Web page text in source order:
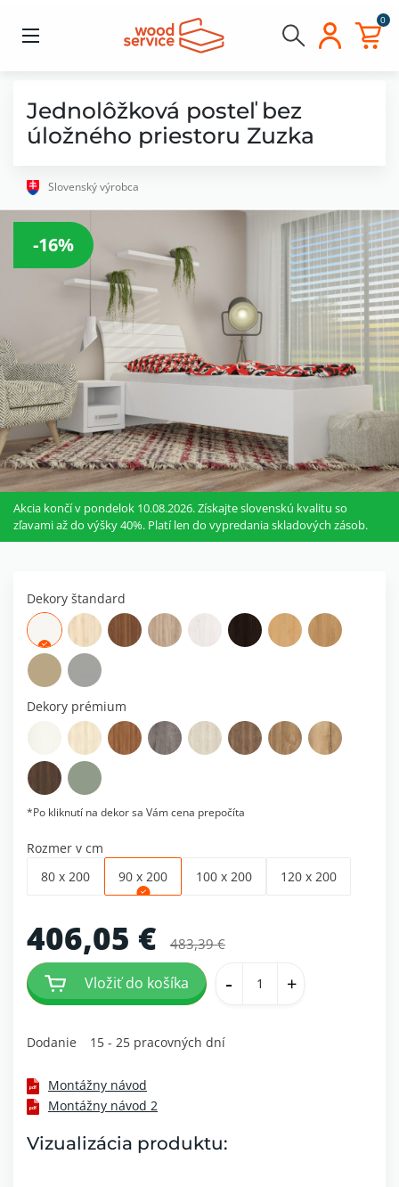
0
Jednolôžková posteľ bez
úložného priestoru Zuzka
Slovenský výrobca
Akcia končí v pondelok 10.08.2026. Získajte slovenskú kvalitu so
zľavami až do výšky 40%. Platí len do vypredania skladových zásob.
-16%
Rozmer v cm
80 x 200
90 x 200 100 x 200 120 x 200
Dekory štandard
Dekory prémium
*Po kliknutí na dekor sa Vám cena prepočíta
406,05 € 483,39 €
Vložiť do košíka - +
Dodanie 15 - 25 pracovných dní
Montážny návod
Montážny návod 2
Vizualizácia produktu: